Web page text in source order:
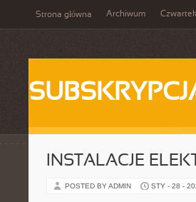
Strona główna Archiwum
INSTALACJE
POSTED BY ADMIN STY - 28 -